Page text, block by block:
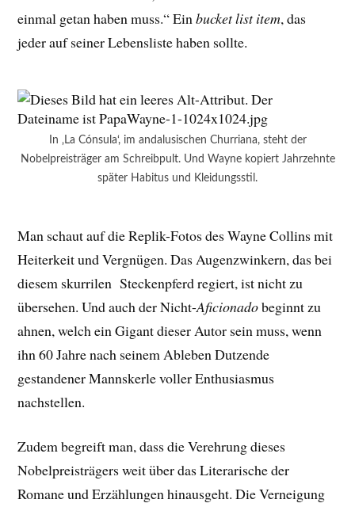
einmal getan haben muss.“ Einbucket list item, das
jeder auf seiner Lebensliste haben sollte.
In ‚La Cónsula‘, im andalusischen Churriana, steht der
Nobelpreisträger am Schreibpult. Und Wayne kopiert Jahrzehnte
später Habitus und Kleidungsstil.
Man schaut auf die Replik-Fotos des Wayne Collins mit
Heiterkeit und Vergnügen. Das Augenzwinkern, das bei
diesem skurrilen Steckenpferd regiert, ist nicht zu
übersehen. Und auch der Nicht-Aficionadobeginnt zu
ahnen, welch ein Gigant dieser Autor sein muss, wenn
ihn 60 Jahre nach seinem Ableben Dutzende
gestandener Mannskerle voller Enthusiasmus
nachstellen.
Zudem begreift man, dass die Verehrung dieses
Nobelpreisträgers weit über das Literarische der
Romane und Erzählungen hinausgeht. Die Verneigung